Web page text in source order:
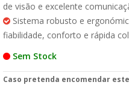
de visão e excelente
Sistema robusto e
fiabilidade, conforto e rápida
Sem Stock
Caso pretenda encomendar